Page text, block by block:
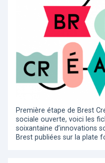
Première étape de Brest
sociale ouverte, voici les
soixantaine d’innovations
Brest publiées sur la plate